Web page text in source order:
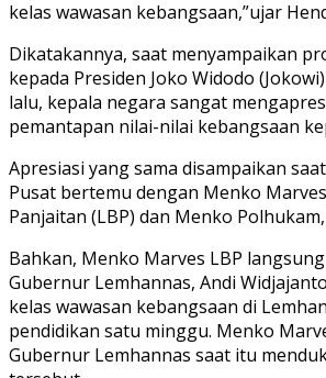
kelas wawasan kebangsaan,”ujar
Dikatakannya, saat menyampaikan
kepada Presiden Joko Widodo
lalu, kepala negara sangat
pemantapan nilai-nilai kebangsaan
Apresiasi yang sama disampaikan
Pusat bertemu dengan Menko
Panjaitan (LBP) dan Menko
Bahkan, Menko Marves LBP
Gubernur Lemhannas, Andi
kelas wawasan kebangsaan di
pendidikan satu minggu. Menko
Gubernur Lemhannas saat itu